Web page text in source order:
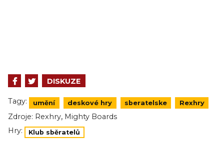
DISKUZE
Tagy: umění deskové hry sberatelske Rexhry
Zdroje: Rexhry, Mighty Boards
Hry:
Klub sběratelů